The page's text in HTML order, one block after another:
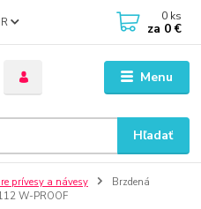
Menu
Hľadať
0 ks
za 0 €
prívesy a návesy
Brzdená
W-PROOF